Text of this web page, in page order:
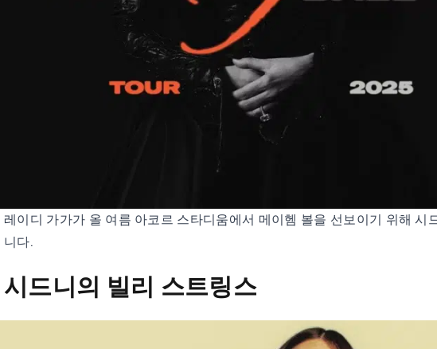
레이디 가가가 올 여름 아코르 스타디움에서 메이헴 볼을 선보이기 위해 시
니다.
시드니의 빌리 스트링스